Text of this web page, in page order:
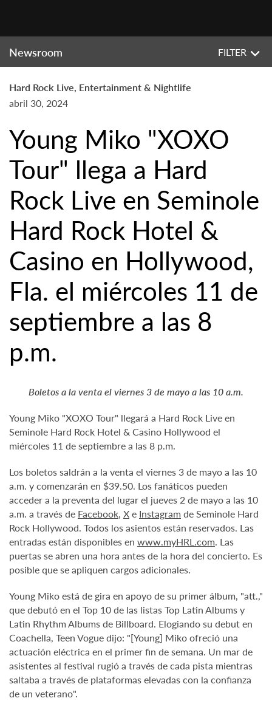
Newsroom FILTER
Hard Rock Live, Entertainment & Nightlife
abril 30, 2024
Young Miko "XOXO
Tour" llega a Hard
Rock Live en Seminole
Hard Rock Hotel &
Casino en Hollywood,
Fla. el miércoles 11 de
septiembre a las 8
p.m.
Boletos a la venta el viernes 3 de mayo a las 10 a.m.
Young Miko "XOXO Tour" llegará a Hard Rock Live en
Seminole Hard Rock Hotel & Casino Hollywood el
miércoles 11 de septiembre a las 8 p.m.
Los boletos saldrán a la venta el viernes 3 de mayo a las 10
a.m. y comenzarán en $39.50. Los fanáticos pueden
acceder a la preventa del lugar el jueves 2 de mayo a las 10
a.m. a través de Facebook, Xe Instagram de Seminole Hard
Rock Hollywood. Todos los asientos están reservados. Las
entradas están disponibles en www.myHRL.com. Las
puertas se abren una hora antes de la hora del concierto. Es
posible que se apliquen cargos adicionales.
Young Miko está de gira en apoyo de su primer álbum, "att.,"
que debutó en el Top 10 de las listas Top Latin Albums y
Latin Rhythm Albums de Billboard. Elogiando su debut en
Coachella, Teen Vogue dijo: "[Young] Miko ofreció una
actuación eléctrica en el primer fin de semana. Un mar de
asistentes al festival rugió a través de cada pista mientras
saltaba a través de plataformas elevadas con la confianza
de un veterano".